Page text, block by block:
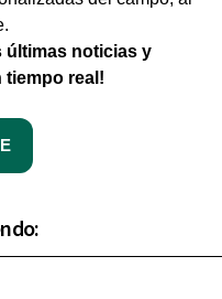
últimas noticias y
tiempo real!